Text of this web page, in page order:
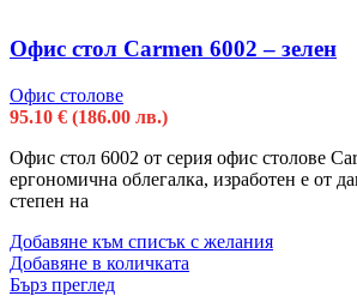
Офис стол Carmen 6002 – зелен
Офис столове
95.10 € (186.00 лв.)
Офис стол 6002 от серия офис столове
ергономична облегалка, изработен е от
степен на
Добавяне към списък с желания
Добавяне в количката
Бърз преглед